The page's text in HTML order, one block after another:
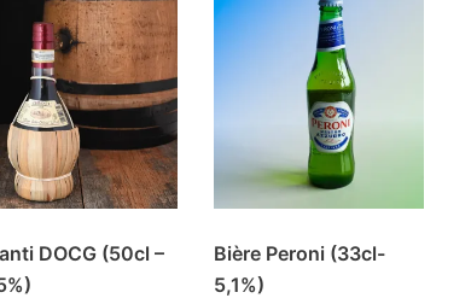
DOCG (50cl –
Bière Peroni (33cl-
5,1%)